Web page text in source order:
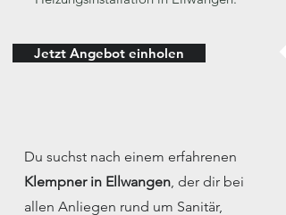
Jetzt Angebot einholen
Du suchst nach einem erfahrenen
Klempner in Ellwangen , der dir bei
allen Anliegen rund um Sanitär,